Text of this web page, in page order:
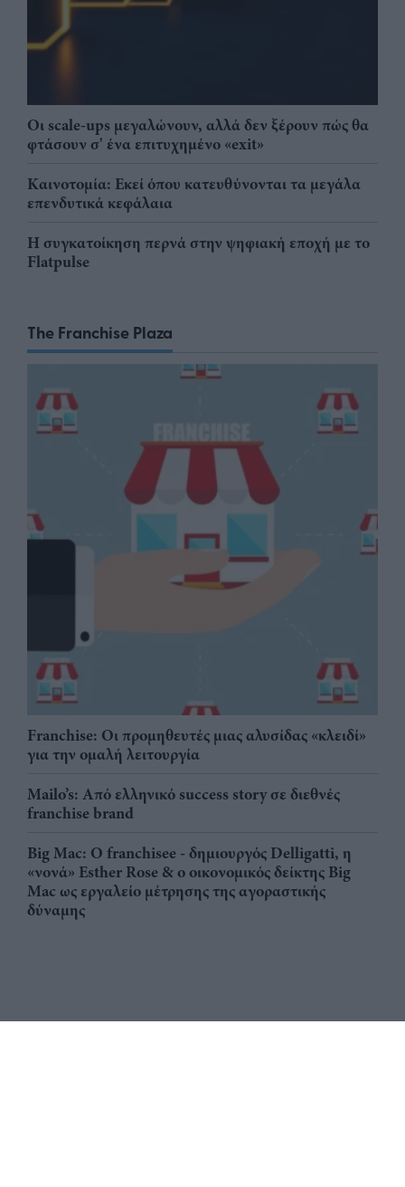
Οι scale-ups μεγαλώνουν, αλλά δεν ξέρουν πώς θα
φτάσουν σ' ένα επιτυχημένο «exit»
Καινοτομία: Εκεί όπου κατευθύνονται τα μεγάλα
επενδυτικά κεφάλαια
Η συγκατοίκηση περνά στην ψηφιακή εποχή με το
Flatpulse
The Franchise Plaza
Franchise: Οι προμηθευτές μιας αλυσίδας «κλειδί»
για την ομαλή λειτουργία
Mailo’s: Από ελληνικό success story σε διεθνές
franchise brand
Big Mac: Ο franchisee - δημιουργός Delligatti, η
«νονά» Esther Rose & ο οικονομικός δείκτης Big
Mac ως εργαλείο μέτρησης της αγοραστικής
δύναμης